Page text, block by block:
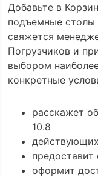
Добавьте в
подъемные
свяжется
Погрузчиков и
выбором
конкретные
расскажет
10.8
предоставит
оформит